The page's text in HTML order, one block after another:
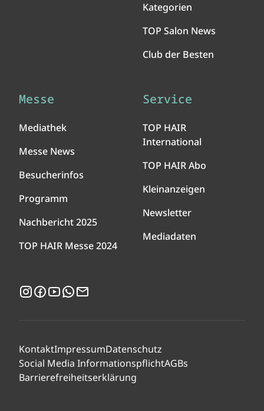
Kategorien
TOP Salon News
Club der Besten
Messe
Mediathek
Messe News
Besucherinfos
Programm
Nachbericht 2025
TOP HAIR Messe 2024
Service
TOP HAIR
International
TOP HAIR Abo
Kleinanzeigen
Newsletter
Mediadaten
Instagram
Facebook
YouTubeWhatsApp
KontaktImpressumDatenschutz
Social Media InformationspflichtAGBs
Barrierefreiheitserklärung